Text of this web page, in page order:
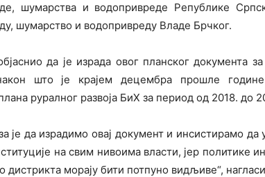
шумарства и водопривреде Републике
шумарство и водопривреду Владе Брчког.
да је израда овог планског документа
што је крајем децембра прошле
руралног развоја БиХ за период од 2018. до
је да израдимо овај документ и инсистирамо да
на свим нивоима власти, јер политике
морају бити потпуно видљиве“,